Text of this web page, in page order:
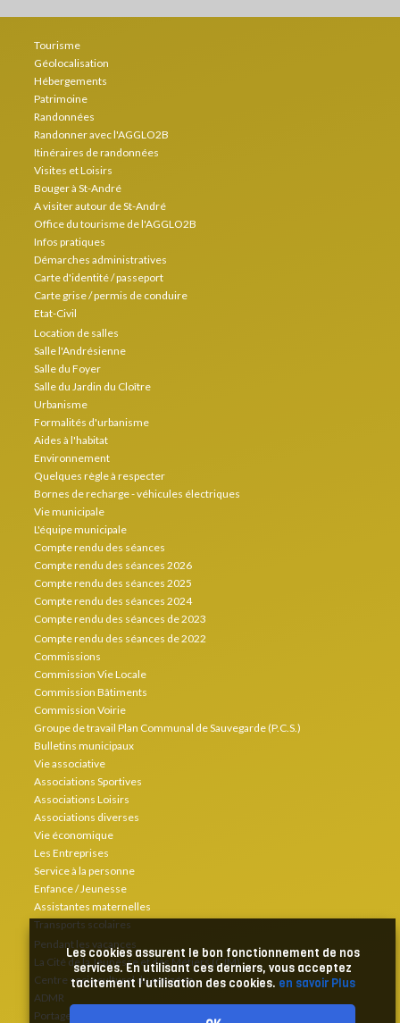
Les cookies assurent le bon fonctionnement de nos
services. En utilisant ces derniers, vous acceptez
tacitement l'utilisation des cookies. en savoir Plus
Tourisme
Géolocalisation
Hébergements
Patrimoine
Randonnées
Randonner avec l'AGGLO2B
Itinéraires de randonnées
Visites et Loisirs
Bouger à St-André
A visiter autour de St-André
Office du tourisme de l'AGGLO2B
Infos pratiques
Démarches administratives
Carte d'identité / passeport
Carte grise / permis de conduire
Etat-Civil
Location de salles
Salle l'Andrésienne
Salle du Foyer
Salle du Jardin du Cloître
Urbanisme
Formalités d'urbanisme
Aides à l'habitat
Environnement
Quelques règle à respecter
Bornes de recharge - véhicules électriques
Vie municipale
L'équipe municipale
Compte rendu des séances
Compte rendu des séances 2026
Compte rendu des séances 2025
Compte rendu des séances 2024
Compte rendu des séances de 2023
Compte rendu des séances de 2022
Commissions
Commission Vie Locale
Commission Bâtiments
Commission Voirie
Groupe de travail Plan Communal de Sauvegarde (P.C.S.)
Bulletins municipaux
Vie associative
Associations Sportives
Associations Loisirs
Associations diverses
Vie économique
Les Entreprises
Service à la personne
Enfance / Jeunesse
Assistantes maternelles
Transports scolaires
Pendant les vacances
La Cité de la Jeunesse et des Métiers (CJM)
Centre socio culturel du cerizéen
ADMR
Portage de repas